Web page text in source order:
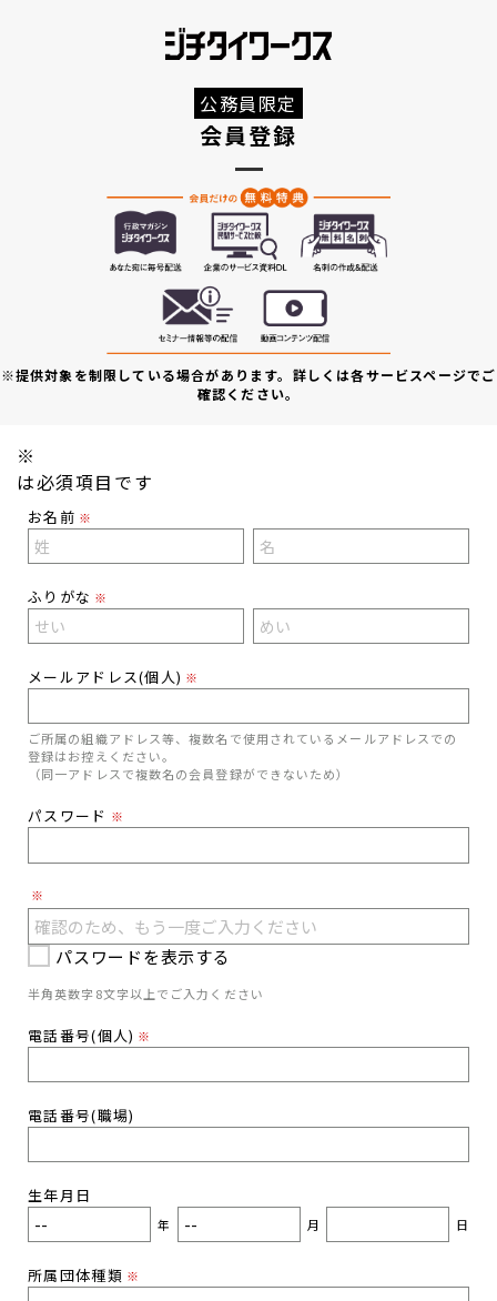
公務員限定
会員登録
※提供対象を制限している場合があります。詳しくは各サービスページでご
確認ください。
※
は必須項目です
お名前 ※
ふりがな ※
メールアドレス(個人) ※
ご所属の組織アドレス等、複数名で使用されているメールアドレスでの
登録はお控えください。
（同一アドレスで複数名の会員登録ができないため）
パスワード ※
※
パスワードを表示する
半角英数字8文字以上でご入力ください
電話番号(個人) ※
電話番号(職場)
生年月日
年 月 日
所属団体種類 ※